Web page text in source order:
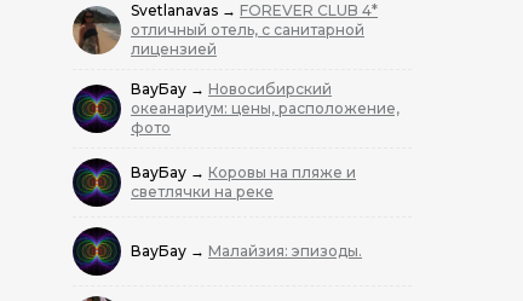
Svetlanavas → FOREVER CLUB 4*
отличный отель, с санитарной
лицензией
ВауБау → Новосибирский
океанариум: цены, расположение,
фото
ВауБау → Коровы на пляже и
светлячки на реке
ВауБау → Малайзия: эпизоды.